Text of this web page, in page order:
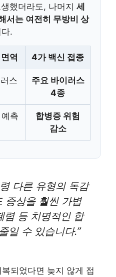
했더라도, 나머지 세
서는 여전히 무방비 상
.
역 4가 백신 접종
스
주요 바이러스
4종
측
합병증 위험
감소
다른 유형의 독감
증상을 훨씬 가볍
렴 등 치명적인 합
일 수 있습니다.”
되었다면 늦지 않게 접